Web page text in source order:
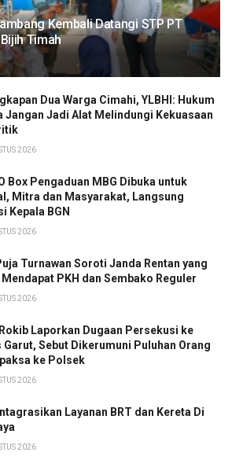
Kembali Datangi STP PT
Timah
Dua Warga Cimahi, YLBHI: Hukum
Jangan Jadi Alat Melindungi Kekuasaan
2026
Box Pengaduan MBG Dibuka untuk
Mitra dan Masyarakat, Langsung
Kepala BGN
2026
Turnawan Soroti Janda Rentan yang
PKH dan Sembako Reguler
2026
Laporkan Dugaan Persekusi ke
Garut, Sebut Dikerumuni Puluhan Orang
ke Polsek
2026
Layanan BRT dan Kereta Di
2026